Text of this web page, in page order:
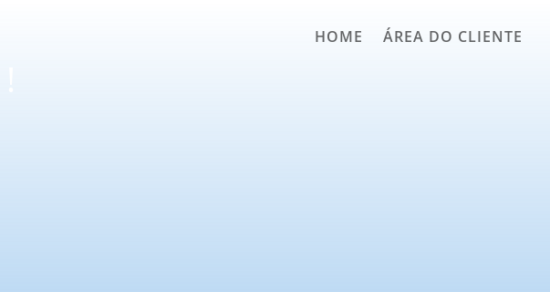
HOME ÁREA DO CLIENTE